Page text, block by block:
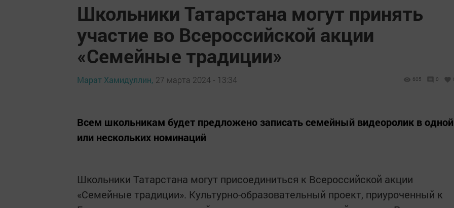
Школьники Татарстана могут принять
участие во Всероссийской акции
«Семейные традиции»
Марат Хамидуллин, 27 марта 2024 - 13:34 605 0
Всем школьникам будет предложено записать семейный видеоролик в одной
или нескольких номинаций
Школьники Татарстана могут присоединиться к Всероссийской акции
«Семейные традиции». Культурно-образовательный проект, приуроченный к